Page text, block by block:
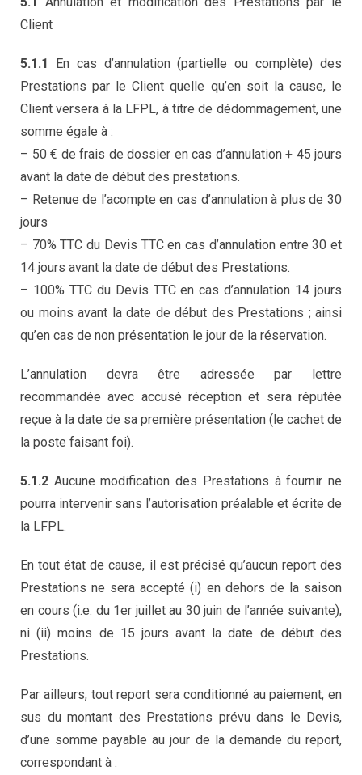
Client
5.1.1
En cas d’annulation (partielle ou complète) des
Prestations par le Client quelle qu’en soit la cause, le
Client versera à la LFPL, à titre de dédommagement, une
somme égale à :
– 50 € de frais de dossier en cas d’annulation + 45 jours
avant la date de début des prestations.
– Retenue de l’acompte en cas d’annulation à plus de 30
jours
– 70% TTC du Devis TTC en cas d’annulation entre 30 et
14 jours avant la date de début des Prestations.
– 100% TTC du Devis TTC en cas d’annulation 14 jours
ou moins avant la date de début des Prestations ; ainsi
qu’en cas de non présentation le jour de la réservation.
L’annulation devra être adressée par lettre
recommandée avec accusé réception et sera réputée
reçue à la date de sa première présentation (le cachet de
la poste faisant foi).
5.1.2 Aucune modification des Prestations à fournir ne
pourra intervenir sans l’autorisation préalable et écrite de
la LFPL.
En tout état de cause, il est précisé qu’aucun report des
Prestations ne sera accepté (i) en dehors de la saison
en cours (i.e. du 1er juillet au 30 juin de l’année suivante),
ni (ii) moins de 15 jours avant la date de début des
Prestations.
Par ailleurs, tout report sera conditionné au paiement, en
sus du montant des Prestations prévu dans le Devis,
d’une somme payable au jour de la demande du report,
correspondant à :